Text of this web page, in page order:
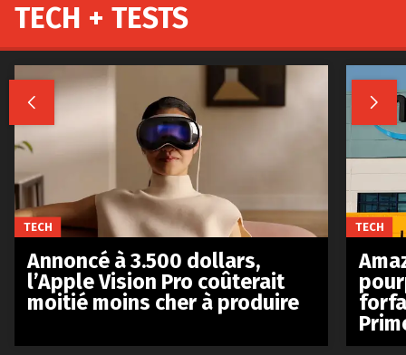
TECH + TESTS
 
TECH
Annoncé à 3.500 dollars,
l’Apple Vision Pro coûterait
moitié moins cher à produire
TECH